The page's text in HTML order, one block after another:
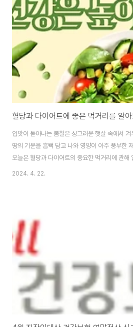
증과 압박감과 불편함을 표현하는 증상입니다. 협
3개의 관상동맥의 가장 안쪽 층인 내피세포가 손
등이 쌓이면서 동맥경화가 진행되고 이 증상이 더
혈당과 다이어트에 좋은 먹거리를 알
입맛이 돋아나는 봄철은 싱그러운 햇살 속에서
땅의 기운을 흠뻑 담고 나와 영양이 아주 풍부한
오늘은 혈당과 다이어트의 중요한 먹거리에 관해
이어트의 중요성혈당 관리와 다이어트는 건강한
을 위한 것뿐만 아니라 혈당 수준을 안정시키고
할을 합니다. 특히 혈당 관리는 당뇨병 예방 및 관
들에게 높은 위험을 가지고 있습..
2024. 4. 22.